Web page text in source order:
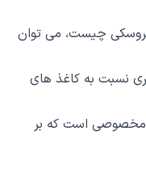
عروسکی چیست، می توان
نسبت به کاغذ های
مخصوصی است که بر